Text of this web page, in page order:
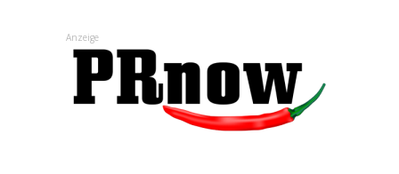
Anzeige